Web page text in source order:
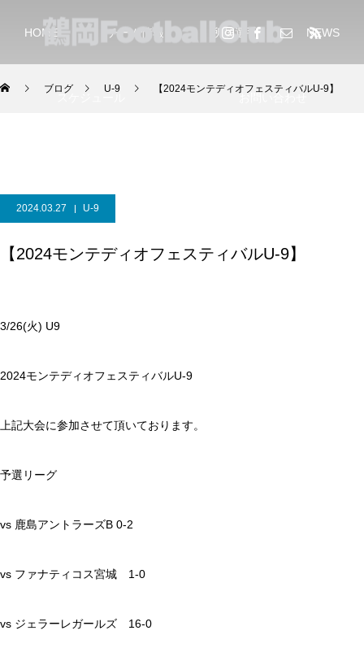
HOME チーム情報 所属選手 NEWS
スケジュール お問い合わせ
ブログ U-9 【2024モンテディオフェスティバルU-9】
2024.03.27 U-9
【2024モンテディオフェスティバルU-9】
3/26(火) U9
2024モンテディオフェスティバルU-9
上記大会に参加させて頂いております。
予選リーグ
vs 鹿島アントラーズB 0-2
vs ファナティコス宮城 1-0
vs ジェラーレガールズ 16-0